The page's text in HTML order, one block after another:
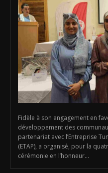
Fidèle à son engagement en
développement des
partenariat avec l’Entreprise
(ETAP), a organisé, pour la
cérémonie en l’honneur...